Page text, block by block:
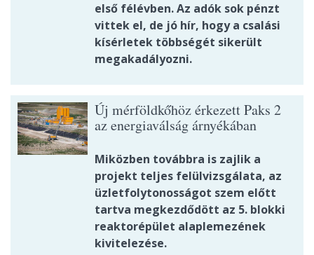
első félévben. Az adók sok pénzt
vittek el, de jó hír, hogy a csalási
kísérletek többségét sikerült
megakadályozni.
Új mérföldkőhöz érkezett Paks 2
az energiaválság árnyékában
Miközben továbbra is zajlik a
projekt teljes felülvizsgálata, az
üzletfolytonosságot szem előtt
tartva megkezdődött az 5. blokki
reaktorépület alaplemezének
kivitelezése.